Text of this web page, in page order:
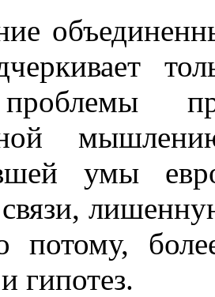
умы
потому,
гипотез.